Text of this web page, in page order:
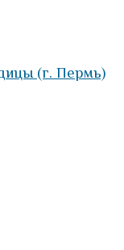
(г. Пермь)